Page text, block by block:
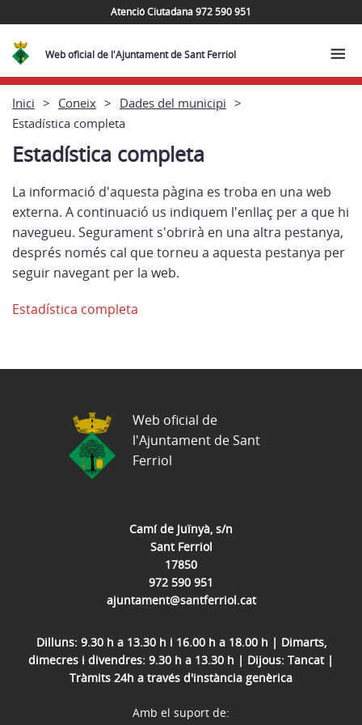
Atenció Ciutadana 972 590 951
Web oficial de l'Ajuntament de Sant Ferriol
Inici Coneix
Dades del municipi
Estadística completa
Estadística completa
La informació d'aquesta pàgina es troba en una web
externa. A continuació us indiquem l'enllaç per a que hi
navegueu. Segurament s'obrirà en una altra pestanya,
després només cal que torneu a aquesta pestanya per
seguir navegant per la web.
Estadística completa
Camí de Juïnyà, s/n
Sant Ferriol
17850
972 590 951
ajuntament@santferriol.cat
Dilluns: 9.30 h a 13.30 h i 16.00 h a 18.00 h | Dimarts,
dimecres i divendres: 9.30 h a 13.30 h | Dijous: Tancat |
Tràmits 24h a través d'instància genèrica
Web oficial de
l'Ajuntament de Sant
Ferriol
Amb el suport de: